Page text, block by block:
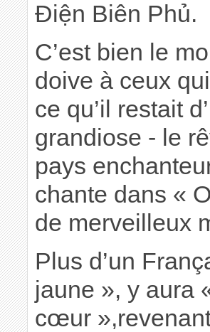
Ðiện Biên Phủ.
C’est bien le
doive à ceux
ce qu’il restait
grandiose - le
pays
chante dans «
de merveilleux
Plus d’un
jaune », y aura
cœur